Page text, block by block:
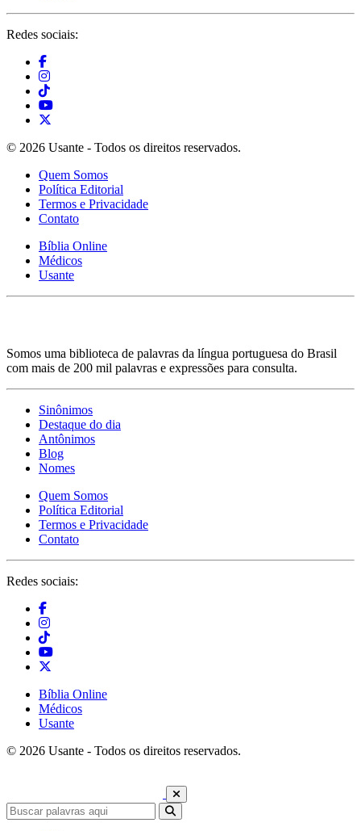
Redes sociais:
© 2026 Usante - Todos os direitos reservados.
Quem Somos
Política Editorial
Termos e Privacidade
Contato
Bíblia Online
Médicos
Usante
Somos uma biblioteca de palavras da língua portuguesa do Brasil
com mais de 200 mil palavras e expressões para consulta.
Sinônimos
Destaque do dia
Antônimos
Blog
Nomes
Quem Somos
Política Editorial
Termos e Privacidade
Contato
Redes sociais:
Bíblia Online
Médicos
Usante
© 2026 Usante - Todos os direitos reservados.